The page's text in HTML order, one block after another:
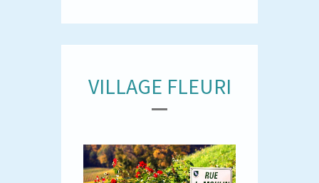
VILLAGE FLEURI